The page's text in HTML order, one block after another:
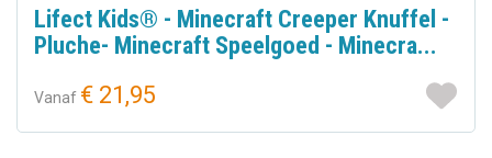
Lifect Kids® - Minecraft Creeper Knuffel -
Pluche- Minecraft Speelgoed - Minecra...
Vanaf € 21,95